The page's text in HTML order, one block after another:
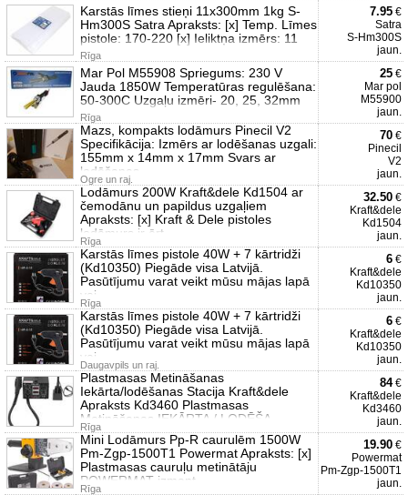
Karstās līmes stieņi 11x300mm 1kg S-
Hm300S Satra Apraksts: [x] Temp. Līmes
pistole: 170-220 [x] Ieliktņa izmērs: 11
Rīga
7.95 €
Satra
S-Hm300S
jaun.
Mar Pol M55908 Spriegums: 230 V
Jauda 1850W Temperatūras regulēšana:
50-300C Uzgaļu izmēri- 20, 25, 32mm
Rīga
25 €
Mar pol
М55900
jaun.
Mazs, kompakts lodāmurs Pinecil V2
Specifikācija: Izmērs ar lodēšanas uzgali:
155mm x 14mm x 17mm Svars ar
lodēšanas
Ogre un raj.
70 €
Pinecil
V2
jaun.
Lodāmurs 200W Kraft&dele Kd1504 ar
čemodānu un papildus uzgaļiem
Apraksts: [x] Kraft & Dele pistoles
lodāmurs ir ērt
Rīga
32.50 €
Kraft&dele
Kd1504
jaun.
Karstās līmes pistole 40W + 7 kārtridži
(Kd10350) Piegāde visa Latvijā.
Pasūtījumu varat veikt mūsu mājas lapā
vai
Rīga
6 €
Kraft&dele
Kd10350
jaun.
Karstās līmes pistole 40W + 7 kārtridži
(Kd10350) Piegāde visa Latvijā.
Pasūtījumu varat veikt mūsu mājas lapā
vai
Daugavpils un raj.
6 €
Kraft&dele
Kd10350
jaun.
Plastmasas Metināšanas
Iekārta/lodēšanas Stacija Kraft&dele
Apraksts Kd3460 Plastmasas
Metināšanas IEKĀRTA / LODĒŠA
Rīga
84€
Kraft&dele
Kd3460
jaun.
Mini Lodāmurs Pp-R caurulēm 1500W
Pm-Zgp-1500T1 Powermat Apraksts: [x]
Plastmasas cauruļu metinātāju
POWERMAT izmant
Rīga
19.90 €
Powermat
Pm-Zgp-1500T1
jaun.